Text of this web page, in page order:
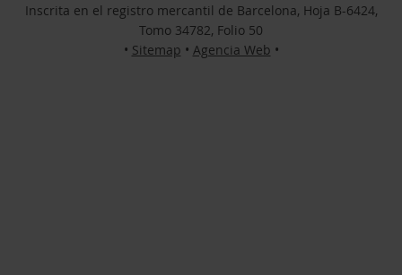
Inscrita en el registro mercantil de Barcelona, Hoja B-6424,
Tomo 34782, Folio 50
• Sitemap • Agencia Web •